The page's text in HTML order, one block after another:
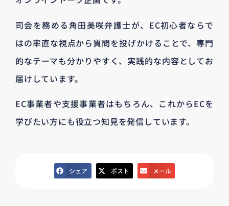
司会を務める角田美咲弁護士が、EC初心者ならで
はの率直な視点から質問を投げかけることで、専門
的なテーマも分かりやすく、実践的な内容としてお
届けしています。
EC事業者や支援事業者はもちろん、これからECを
学びたい方にも役立つ知見を発信しています。
シェア ポスト メール